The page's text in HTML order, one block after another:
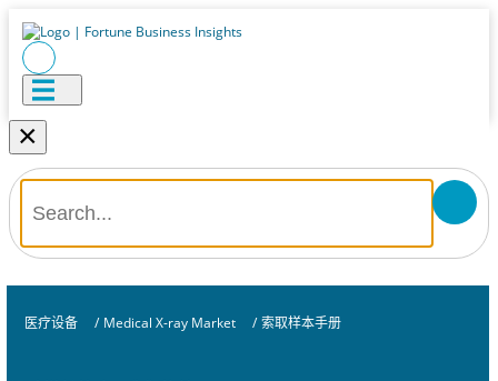
×
医疗设备 / Medical X-ray Market / 索取样本手册